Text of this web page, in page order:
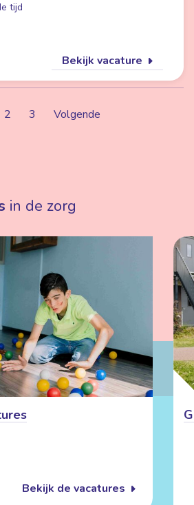
tijd
Bekijk vacature
2 3 Volgende
in de zorg
Bekijk de vacatures